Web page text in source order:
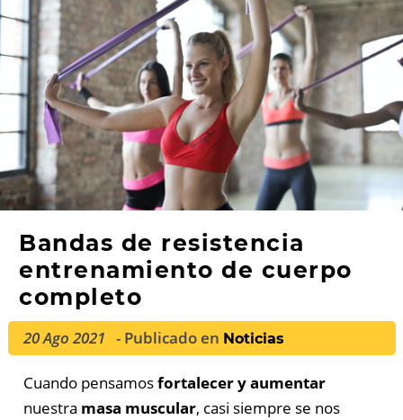
Bandas de resistencia
entrenamiento de cuerpo
completo
20 Ago 2021 - Publicado en Noticias
Cuando pensamosfortalecer y aumentar
nuestra masa muscular, casi siempre se nos